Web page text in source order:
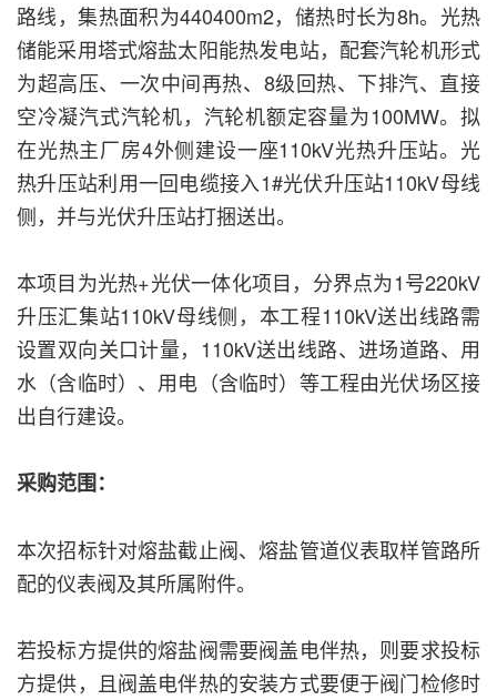
路线，集热面积为440400m2，储热时长为8h。光热
储能采用塔式熔盐太阳能热发电站，配套汽轮机形式
为超高压、一次中间再热、8级回热、下排汽、直接
空冷凝汽式汽轮机，汽轮机额定容量为100MW。拟
在光热主厂房4外侧建设一座110kV光热升压站。光
热升压站利用一回电缆接入1#光伏升压站110kV母线
侧，并与光伏升压站打捆送出。
本项目为光热+光伏一体化项目，分界点为1号220kV
升压汇集站110kV母线侧，本工程110kV送出线路需
设置双向关口计量，110kV送出线路、进场道路、用
水（含临时）、用电（含临时）等工程由光伏场区接
出自行建设。
采购范围：
本次招标针对熔盐截止阀、熔盐管道仪表取样管路所
配的仪表阀及其所属附件。
若投标方提供的熔盐阀需要阀盖电伴热，则要求投标
方提供，且阀盖电伴热的安装方式要便于阀门检修时